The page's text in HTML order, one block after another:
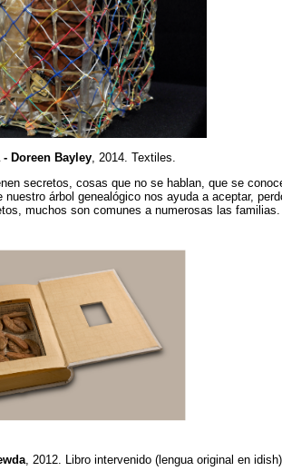
Doreen Bayley , 2014. Textiles.
secretos, cosas que no se hablan, que se
nuestro árbol genealógico nos ayuda a aceptar,
muchos son comunes a numerosas las familias.
, 2012. Libro intervenido (lengua original en